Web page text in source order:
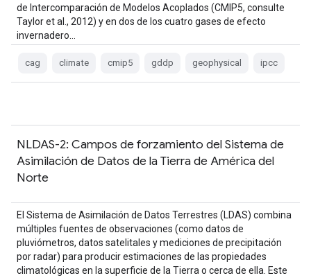
de Intercomparación de Modelos Acoplados (CMIP5, consulte
Taylor et al., 2012) y en dos de los cuatro gases de efecto
invernadero…
cag climate cmip5 gddp geophysical ipcc
NLDAS-2: Campos de forzamiento del Sistema de
Asimilación de Datos de la Tierra de América del
Norte
El Sistema de Asimilación de Datos Terrestres (LDAS) combina
múltiples fuentes de observaciones (como datos de
pluviómetros, datos satelitales y mediciones de precipitación
por radar) para producir estimaciones de las propiedades
climatológicas en la superficie de la Tierra o cerca de ella. Este